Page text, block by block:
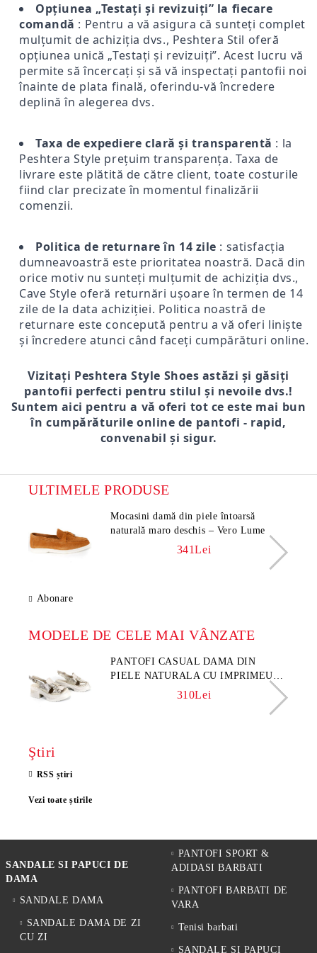
Opțiunea „Testați și revizuiți” la fiecare
comandă : Pentru a vă asigura că sunteți complet
mulțumit de achiziția dvs., Peshtera Stil oferă
opțiunea unică „Testați și revizuiți”. Acest lucru vă
permite să încercați și să vă inspectați pantofii noi
înainte de plata finală, oferindu-vă încredere
deplină în alegerea dvs.
Taxa de expediere clară și transparentă : la
Peshtera Style prețuim transparența. Taxa de
livrare este plătită de către client, toate costurile
fiind clar precizate în momentul finalizării
comenzii.
Politica de returnare în 14 zile : satisfacția
dumneavoastră este prioritatea noastră. Dacă din
orice motiv nu sunteți mulțumit de achiziția dvs.,
Cave Style oferă returnări ușoare în termen de 14
zile de la data achiziției. Politica noastră de
returnare este concepută pentru a vă oferi liniște
și încredere atunci când faceți cumpărături online.
Vizitați Peshtera Style Shoes astăzi și găsiți
pantofii perfecti pentru stilul și nevoile dvs.!
Suntem aici pentru a vă oferi tot ce este mai bun
în cumpărăturile online de pantofi - rapid,
convenabil și sigur.
ULTIMELE PRODUSE
Mocasini damă din piele întoarsă
naturală maro deschis – Vero Lume
341Lei
Abonare
MODELE DE CELE MAI VÂNZATE
PANTOFI CASUAL DAMA DIN
PIELE NATURALA CU IMPRIMEU
FLORAL - MODEL LUNA
310Lei
Ştiri
RSS știri
Vezi toate știrile
SANDALE SI PAPUCI DE
DAMA
SANDALE DAMA
SANDALE DAMA DE ZI
CU ZI
PANTOFI SPORT &
ADIDASI BARBATI
PANTOFI BARBATI DE
VARA
Tenisi barbati
SANDALE SI PAPUCI